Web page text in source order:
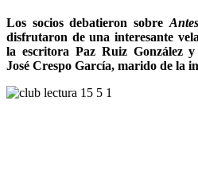
Los socios debatieron sobre
disfrutaron de una interesante
la escritora Paz Ruiz González
José Crespo García, marido de la